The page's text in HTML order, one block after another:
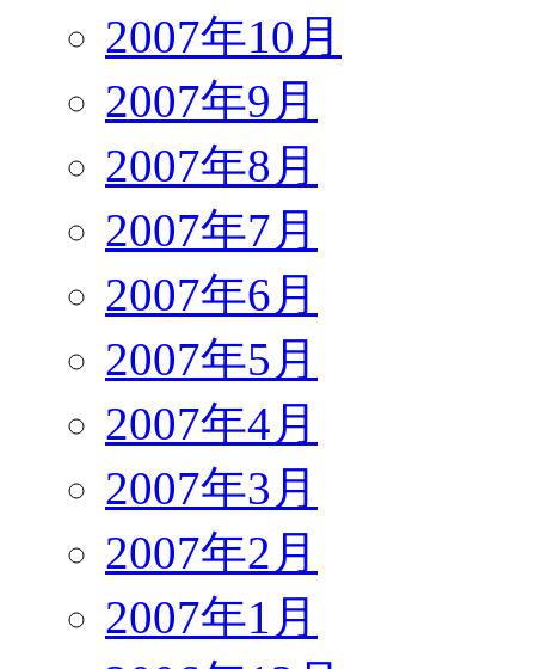
2007年10月
2007年9月
2007年8月
2007年7月
2007年6月
2007年5月
2007年4月
2007年3月
2007年2月
2007年1月